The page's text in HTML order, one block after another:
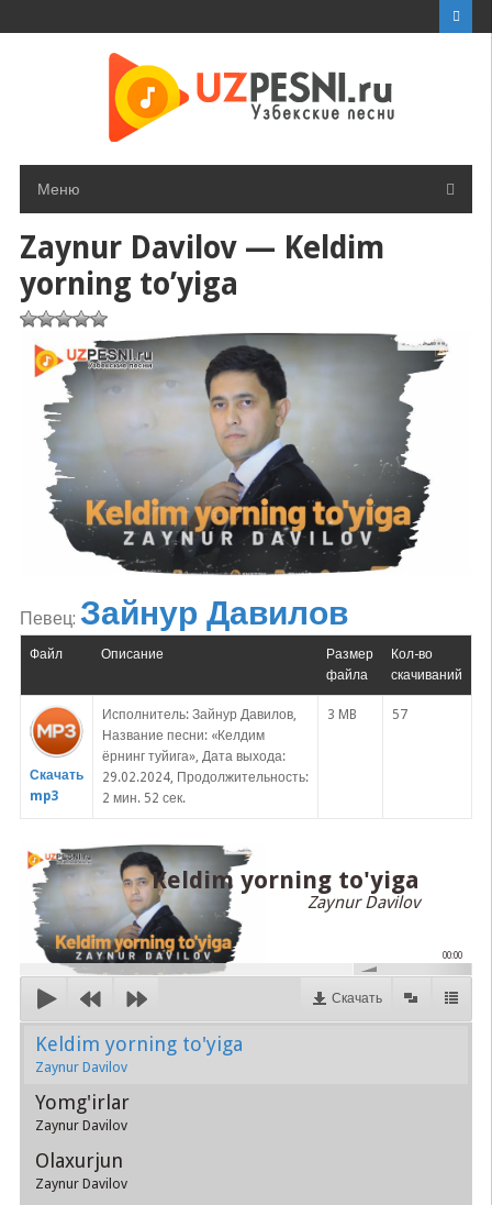
Меню
Zaynur Davilov — Keldim
yorning to’yiga
Певец: Зайнур Давилов
Файл Описание
Размер
файла
Кол-во
скачиваний
Скачать
mp3
Исполнитель: Зайнур Давилов,
Название песни: «Келдим
ёрнинг туйига», Дата выхода:
29.02.2024, Продолжительность:
2 мин. 52 сек.
3 MB 57
Keldim yorning to'yiga
Zaynur Davilov
00:00
Скачать
Keldim yorning to'yiga
Zaynur Davilov
Yomg'irlar
Zaynur Davilov
Olaxurjun
Zaynur Davilov